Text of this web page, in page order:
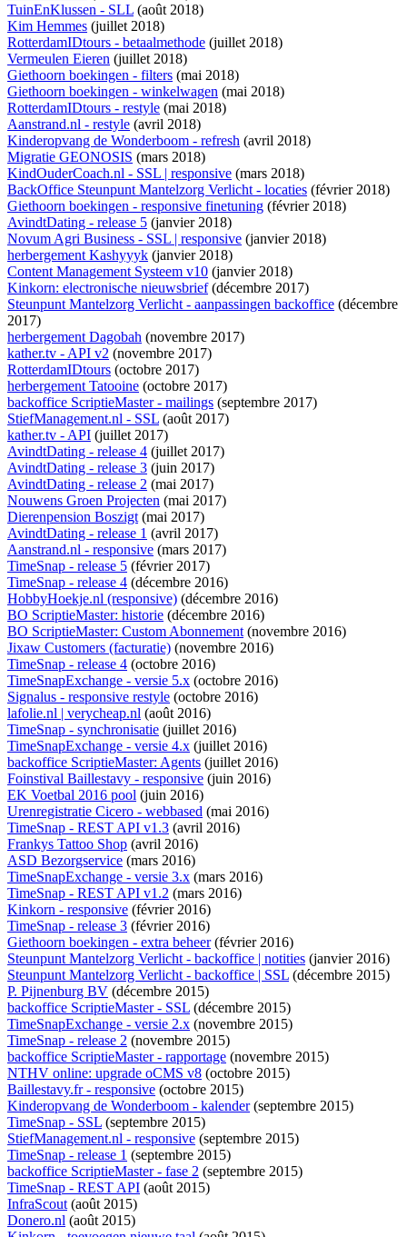
TuinEnKlussen - SLL (août 2018)
Kim Hemmes (juillet 2018)
RotterdamIDtours - betaalmethode (juillet 2018)
Vermeulen Eieren (juillet 2018)
Giethoorn boekingen - filters (mai 2018)
Giethoorn boekingen - winkelwagen (mai 2018)
RotterdamIDtours - restyle (mai 2018)
Aanstrand.nl - restyle (avril 2018)
Kinderopvang de Wonderboom - refresh (avril 2018)
Migratie GEONOSIS (mars 2018)
KindOuderCoach.nl - SSL | responsive (mars 2018)
BackOffice Steunpunt Mantelzorg Verlicht - locaties (février 2018)
Giethoorn boekingen - responsive finetuning (février 2018)
AvindtDating - release 5 (janvier 2018)
Novum Agri Business - SSL | responsive (janvier 2018)
herbergement Kashyyyk (janvier 2018)
Content Management Systeem v10 (janvier 2018)
Kinkorn: electronische nieuwsbrief(décembre 2017)
Steunpunt Mantelzorg Verlicht - aanpassingen backoffice (décembre
2017)
herbergement Dagobah (novembre 2017)
kather.tv - API v2 (novembre 2017)
RotterdamIDtours (octobre 2017)
herbergement Tatooine (octobre 2017)
backoffice ScriptieMaster - mailings (septembre 2017)
StiefManagement.nl - SSL (août 2017)
kather.tv - API (juillet 2017)
AvindtDating - release 4 (juillet 2017)
AvindtDating - release 3 (juin 2017)
AvindtDating - release 2 (mai 2017)
Nouwens Groen Projecten (mai 2017)
Dierenpension Boszigt(mai 2017)
AvindtDating - release 1 (avril 2017)
Aanstrand.nl - responsive (mars 2017)
TimeSnap - release 5 (février 2017)
TimeSnap - release 4 (décembre 2016)
HobbyHoekje.nl (responsive) (décembre 2016)
BO ScriptieMaster: historie (décembre 2016)
BO ScriptieMaster: Custom Abonnement(novembre 2016)
Jixaw Customers (facturatie) (novembre 2016)
TimeSnap - release 4 (octobre 2016)
TimeSnapExchange - versie 5.x (octobre 2016)
Signalus - responsive restyle (octobre 2016)
lafolie.nl | verycheap.nl (août 2016)
TimeSnap - synchronisatie (juillet 2016)
TimeSnapExchange - versie 4.x (juillet 2016)
backoffice ScriptieMaster: Agents (juillet 2016)
Foinstival Baillestavy - responsive (juin 2016)
EK Voetbal 2016 pool (juin 2016)
Urenregistratie Cicero - webbased (mai 2016)
TimeSnap - REST API v1.3 (avril 2016)
Frankys Tattoo Shop (avril 2016)
ASD Bezorgservice (mars 2016)
TimeSnapExchange - versie 3.x (mars 2016)
TimeSnap - REST API v1.2 (mars 2016)
Kinkorn - responsive (février 2016)
TimeSnap - release 3 (février 2016)
Giethoorn boekingen - extra beheer(février 2016)
Steunpunt Mantelzorg Verlicht - backoffice | notities (janvier 2016)
Steunpunt Mantelzorg Verlicht - backoffice | SSL (décembre 2015)
P. Pijnenburg BV (décembre 2015)
backoffice ScriptieMaster - SSL (décembre 2015)
TimeSnapExchange - versie 2.x (novembre 2015)
TimeSnap - release 2 (novembre 2015)
backoffice ScriptieMaster - rapportage (novembre 2015)
NTHV online: upgrade oCMS v8 (octobre 2015)
Baillestavy.fr - responsive (octobre 2015)
Kinderopvang de Wonderboom - kalender(septembre 2015)
TimeSnap - SSL (septembre 2015)
StiefManagement.nl - responsive (septembre 2015)
TimeSnap - release 1 (septembre 2015)
backoffice ScriptieMaster - fase 2 (septembre 2015)
TimeSnap - REST API (août 2015)
InfraScout(août 2015)
Donero.nl (août 2015)